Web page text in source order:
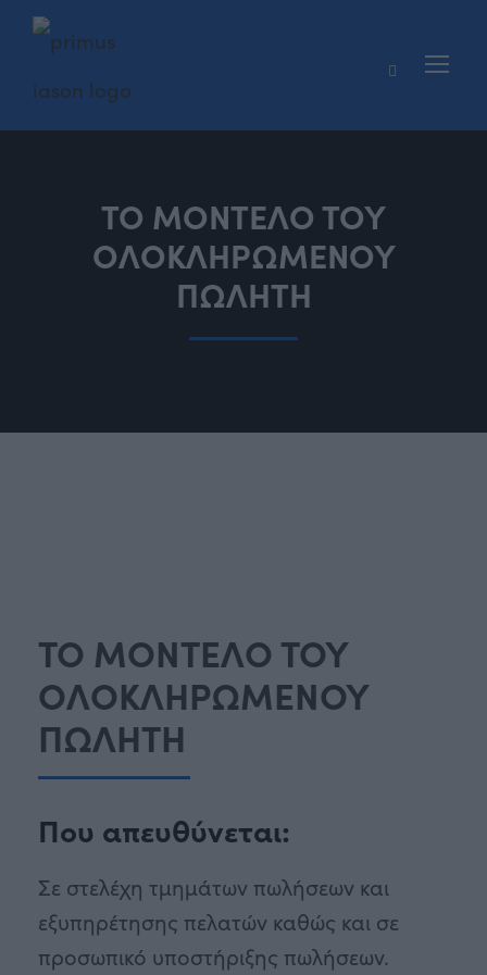
ΤΟ ΜΟΝΤΕΛΟ ΤΟΥ
ΟΛΟΚΛΗΡΩΜΕΝΟΥ
ΠΩΛΗΤΗ
ΤΟ ΜΟΝΤΕΛΟ ΤΟΥ
ΟΛΟΚΛΗΡΩΜΕΝΟΥ
ΠΩΛΗΤΗ
Που απευθύνεται:
Σε στελέχη τμημάτων πωλήσεων και
εξυπηρέτησης πελατών καθώς και σε
προσωπικό υποστήριξης πωλήσεων.